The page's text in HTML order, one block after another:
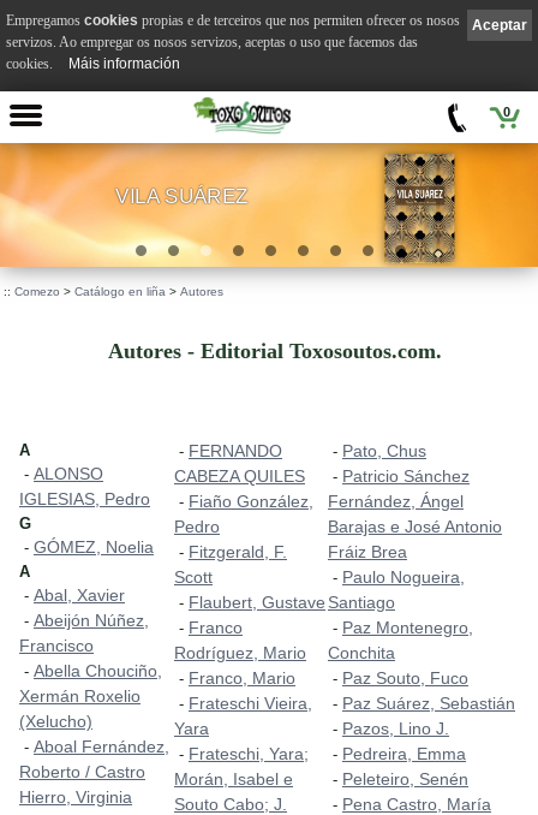
0
VILA SUÁREZ
:: Comezo > Catálogo en liña > Autores
Autores - Editorial Toxosoutos.com.
A
- ALONSO
IGLESIAS, Pedro
G
- GÓMEZ, Noelia
A
- Abal, Xavier
- Abeijón Núñez,
Francisco
- Abella Chouciño,
Xermán Roxelio
(Xelucho)
- Aboal Fernández,
Roberto / Castro
Hierro, Virginia
- FERNANDO
CABEZA QUILES
- Fiaño González,
Pedro
- Fitzgerald, F.
Scott
- Flaubert, Gustave
- Franco
Rodríguez, Mario
- Franco, Mario
- Frateschi Vieira,
Yara
- Frateschi, Yara;
Morán, Isabel e
Souto Cabo; J.
- Pato, Chus
- Patricio Sánchez
Fernández, Ángel
Barajas e José Antonio
Fráiz Brea
- Paulo Nogueira,
Santiago
- Paz Montenegro,
Conchita
- Paz Souto, Fuco
- Paz Suárez, Sebastián
- Pazos, Lino J.
- Pedreira, Emma
- Peleteiro, Senén
- Pena Castro, María
Aceptar
Empregamos cookies propias e de terceiros que nos permiten ofrecer os nosos
servizos. Ao empregar os nosos servizos, aceptas o uso que facemos das
cookies.
Máis información